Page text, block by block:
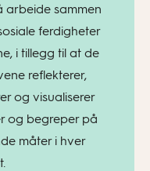
arbeide sammen
ferdigheter
i tillegg til at de
reflekterer,
og visualiserer
og begreper på
måter i hver